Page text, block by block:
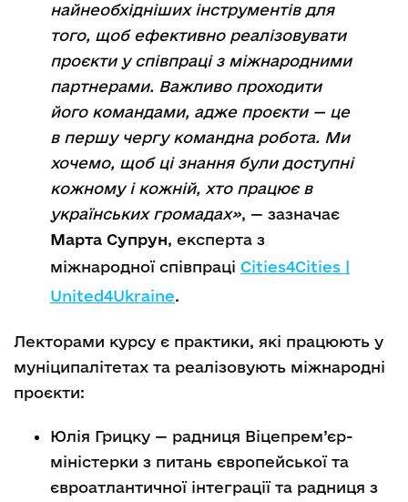
найнеобхідніших інструментів для
того, щоб ефективно реалізовувати
проєкти у співпраці з міжнародними
партнерами. Важливо проходити
його командами, адже проєкти — це
в першу чергу командна робота. Ми
хочемо, щоб ці знання були доступні
кожному і кожній, хто працює в
українських громадах», — зазначає
Марта Супрун, експерта з
міжнародної співпраці Cities4Cities |
United4Ukraine.
Лекторами курсу є практики, які працюють у
муніципалітетах та реалізовують міжнародні
проєкти:
Юлія Грицку — радниця Віцепрем’єр-
міністерки з питань європейської та
євроатлантичної інтеграції та радниця з